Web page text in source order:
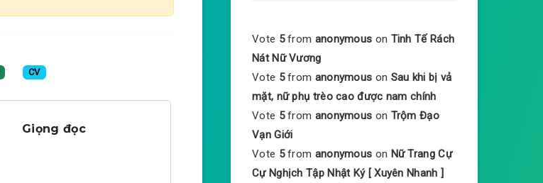
CV
Giọng đọc
Vote 5 from anonymous on Tinh Tế Rách
Nát Nữ Vương
Vote 5 from anonymous on Sau khi bị vả
mặt, nữ phụ trèo cao được nam chính
Vote 5 from anonymous on Trộm Đạo
Vạn Giới
Vote 5 from anonymous on Nữ Trang Cự
Cự Nghịch Tập Nhật Ký [ Xuyên Nhanh ]